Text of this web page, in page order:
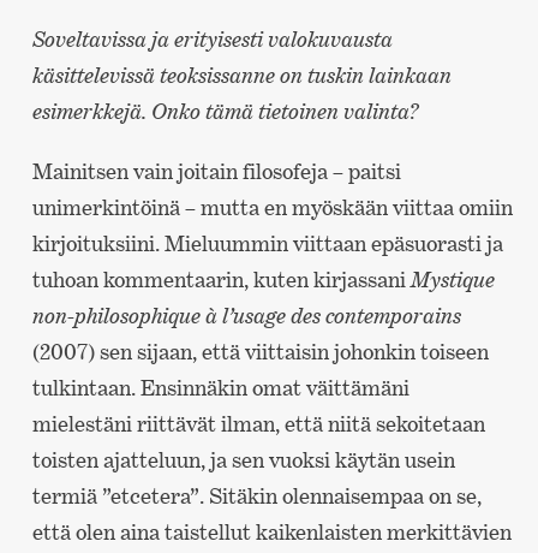
Soveltavissa ja erityisesti valokuvausta
käsittelevissä teoksissanne on tuskin lainkaan
esimerkkejä. Onko tämä tietoinen valinta?
Mainitsen vain joitain filosofeja – paitsi
unimerkintöinä – mutta en myöskään viittaa omiin
kirjoituksiini. Mieluummin viittaan epäsuorasti ja
tuhoan kommentaarin, kuten kirjassani Mystique
non-philosophique à l’usage des contemporains
(2007) sen sijaan, että viittaisin johonkin toiseen
tulkintaan. Ensinnäkin omat väittämäni
mielestäni riittävät ilman, että niitä sekoitetaan
toisten ajatteluun, ja sen vuoksi käytän usein
termiä ”etcetera”. Sitäkin olennaisempaa on se,
että olen aina taistellut kaikenlaisten merkittävien